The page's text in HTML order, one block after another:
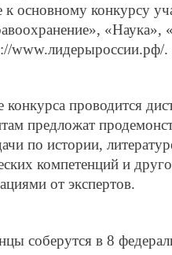
основному конкурсу
www.лидерыроссии.рф/.
конкурса проводится
предложат
по истории,
компетенций и
от экспертов.
соберутся в 8